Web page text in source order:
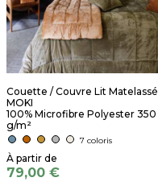
Couette / Couvre Lit Matelassé
MOKI
100% Microfibre Polyester 350
g/m²
7 coloris
79,00 €